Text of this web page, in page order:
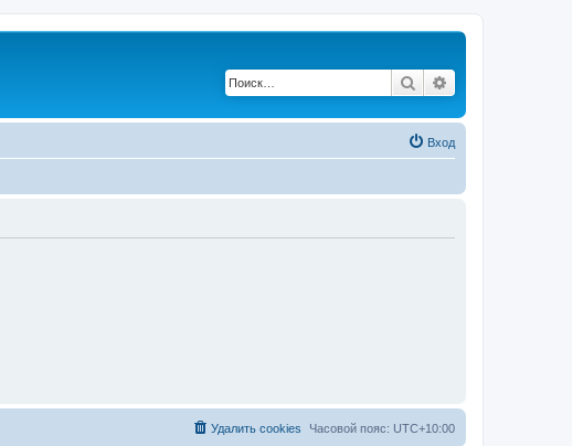
Поиск
Вход
Часовой пояс: UTC+10:00
Удалить cookies